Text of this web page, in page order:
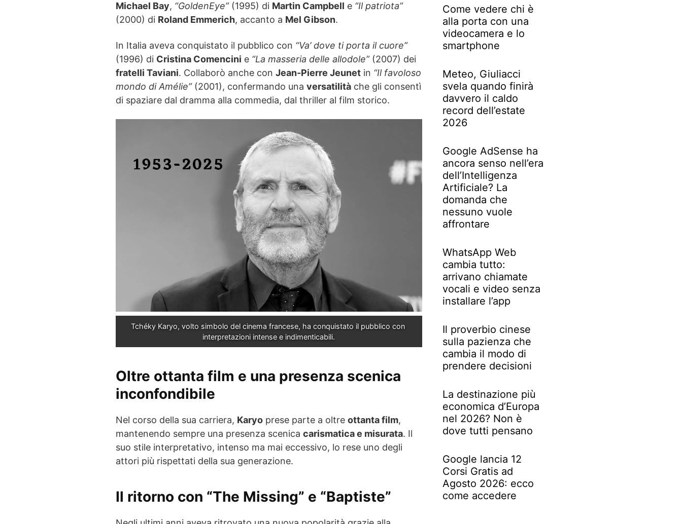
Michael Bay, “GoldenEye”(1995) di Martin Campbell e “Il patriota”
(2000) di Roland Emmerich, accanto a Mel Gibson.
In Italia aveva conquistato il pubblico con “Va’ dove ti porta il cuore”
(1996) di Cristina Comencini e “La masseria delle allodole”(2007) dei
fratelli Taviani. Collaborò anche con Jean-Pierre Jeunet in “Il favoloso
mondo di Amélie”(2001), confermando una versatilità che gli consentì
di spaziare dal dramma alla commedia, dal thriller al film storico.
Tchéky Karyo, volto simbolo del cinema francese, ha conquistato il pubblico con
interpretazioni intense e indimenticabili.
Oltre ottanta film e una presenza scenica
inconfondibile
Nel corso della sua carriera, Karyo prese parte a oltre ottanta film,
mantenendo sempre una presenza scenica carismatica e misurata. Il
suo stile interpretativo, intenso ma mai eccessivo, lo rese uno degli
attori più rispettati della sua generazione.
Il ritorno con “The Missing” e “Baptiste”
Come vedere chi è
alla porta con una
videocamera e lo
smartphone
Meteo, Giuliacci
svela quando finirà
davvero il caldo
record dell’estate
2026
Google AdSense ha
ancora senso nell’era
dell’Intelligenza
Artificiale? La
domanda che
nessuno vuole
affrontare
WhatsApp Web
cambia tutto:
arrivano chiamate
vocali e video senza
installare l’app
Il proverbio cinese
sulla pazienza che
cambia il modo di
prendere decisioni
La destinazione più
economica d’Europa
nel 2026? Non è
dove tutti pensano
Google lancia 12
Corsi Gratis ad
Agosto 2026: ecco
come accedere